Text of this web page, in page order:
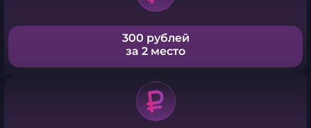
300 рублей
за 2 место